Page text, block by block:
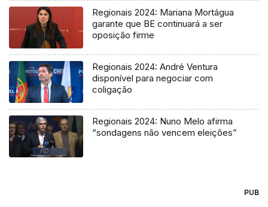
Regionais 2024: Mariana Mortágua
garante que BE continuará a ser
oposição firme
Regionais 2024: André Ventura
disponível para negociar com
coligação
Regionais 2024: Nuno Melo afirma
“sondagens não vencem eleições”
PUB